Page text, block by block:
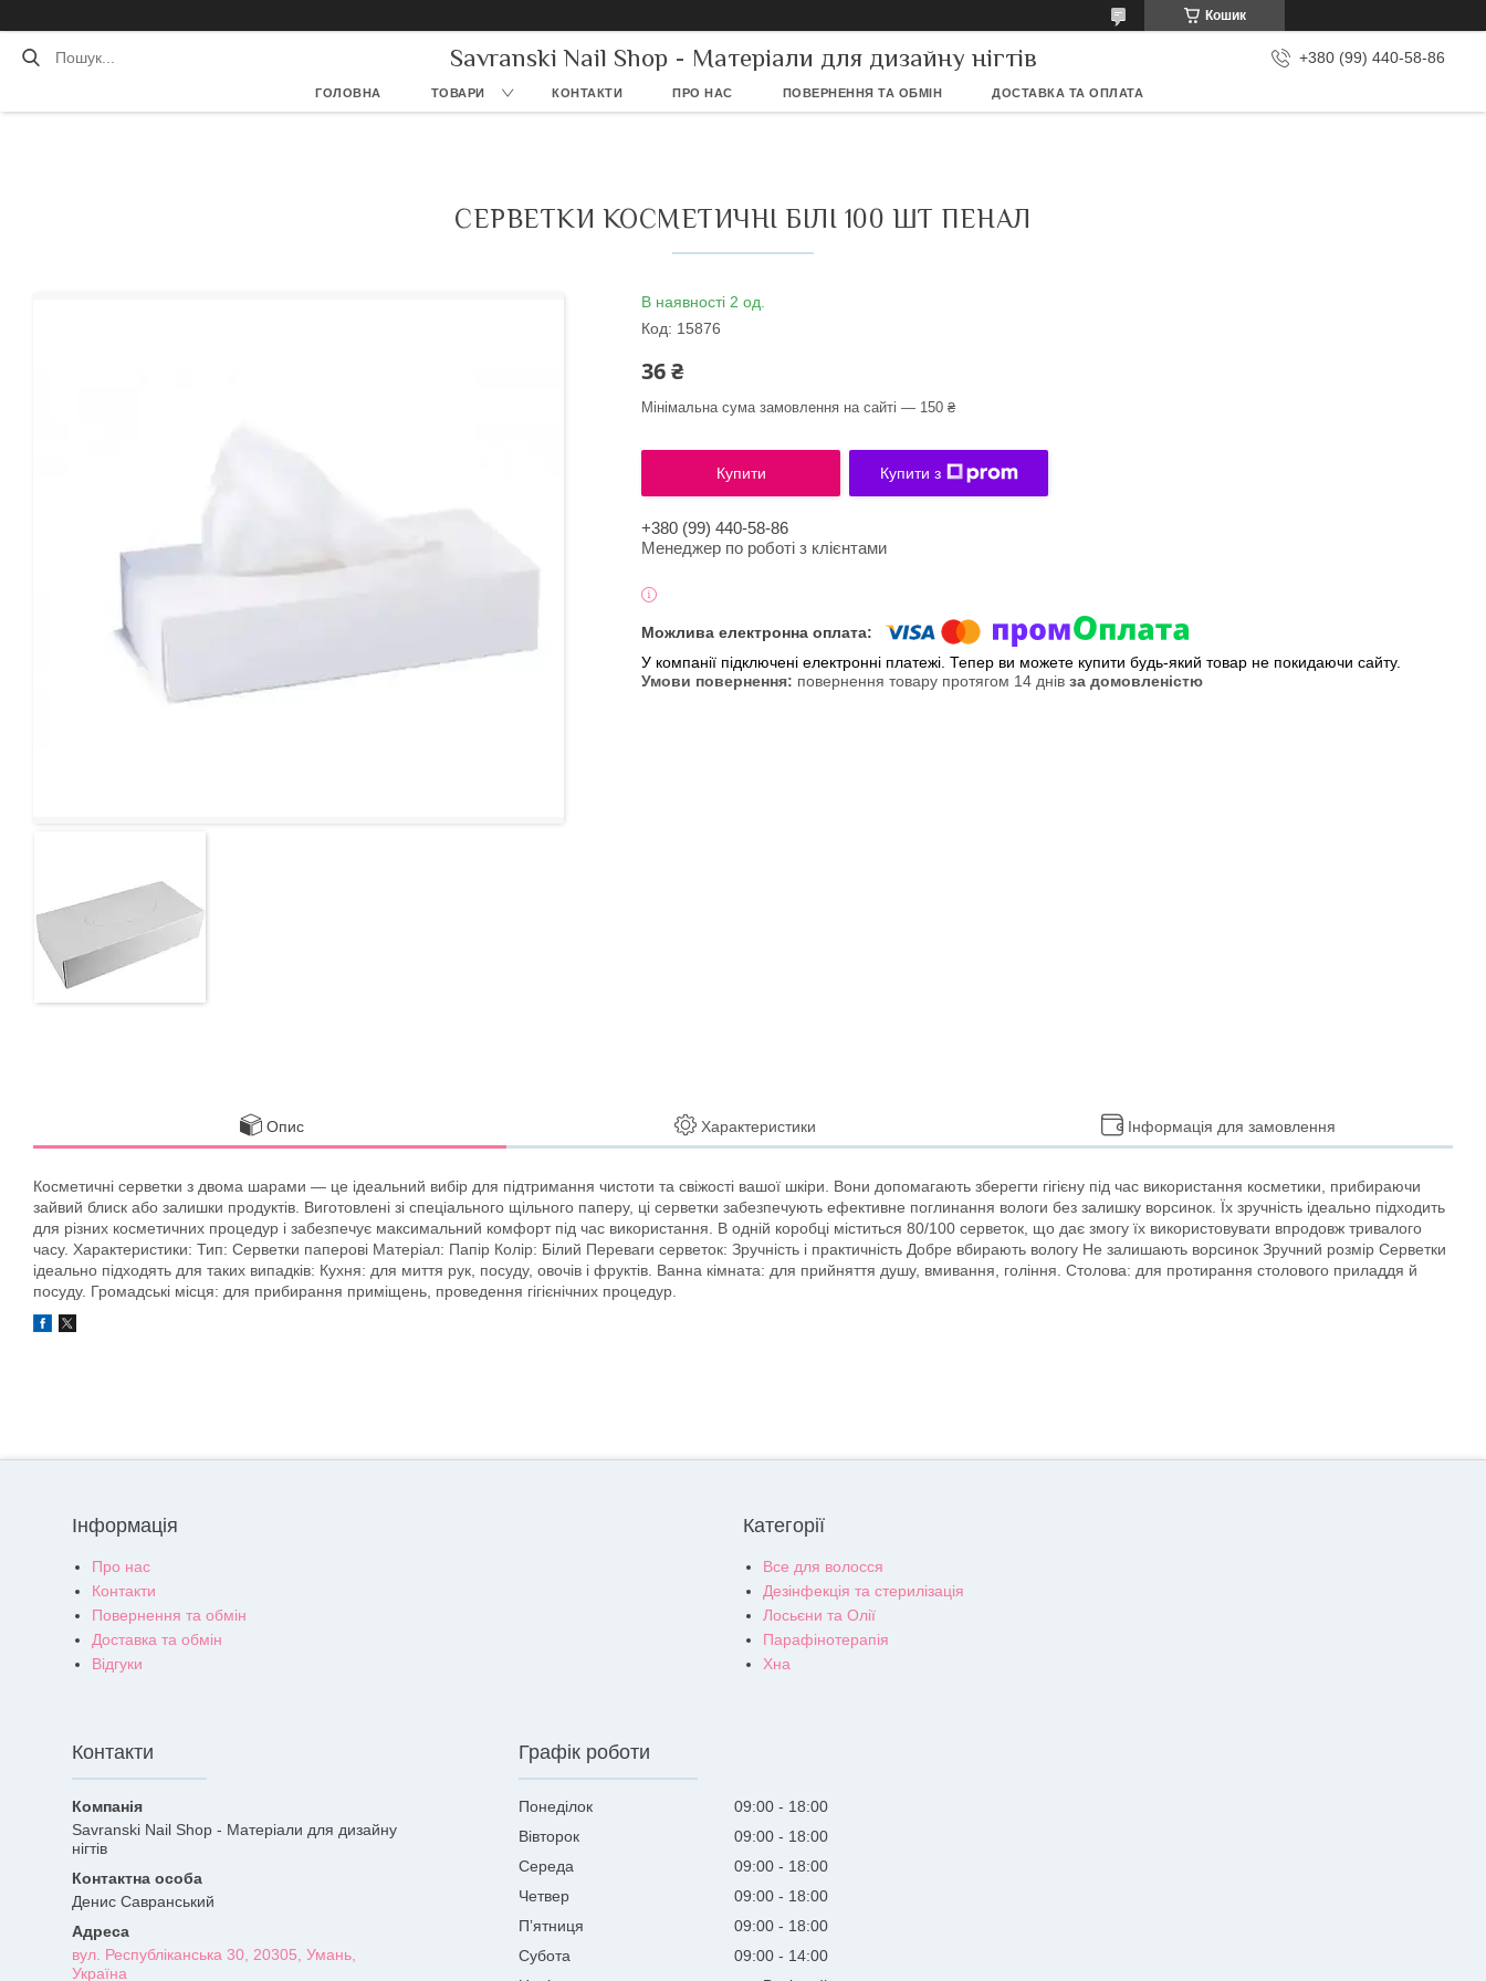
Кошик
Savranski Nail Shop - Матеріали для дизайну нігтів +380 (99) 440-58-86
ГОЛОВНА ТОВАРИ КОНТАКТИ ПРО НАС ПОВЕРНЕННЯ ТА ОБМІН ДОСТАВКА ТА ОПЛАТА
СЕРВЕТКИ КОСМЕТИЧНІ БІЛІ 100 ШТ ПЕНАЛ
В наявності 2 од.
Код: 15876
36 ₴
Мінімальна сума замовлення на сайті — 150 ₴
Купити Купити з
+380 (99) 440-58-86
Менеджер по роботі з клієнтами
У компанії підключені електронні платежі. Тепер ви можете купити будь-який товар не покидаючи сайту.
повернення товару протягом 14 днів за домовленістю
Опис Характеристики Інформація для замовлення
Косметичні серветки з двома шарами — це ідеальний вибір для підтримання чистоти та свіжості вашої шкіри. Вони допомагають зберегти гігієну під час використання косметики, прибираючи
зайвий блиск або залишки продуктів. Виготовлені зі спеціального щільного паперу, ці серветки забезпечують ефективне поглинання вологи без залишку ворсинок. Їх зручність ідеально підходить
для різних косметичних процедур і забезпечує максимальний комфорт під час використання. В одній коробці міститься 80/100 серветок, що дає змогу їх використовувати впродовж тривалого
часу. Характеристики: Тип: Серветки паперові Матеріал: Папір Колір: Білий Переваги серветок: Зручність і практичність Добре вбирають вологу Не залишають ворсинок Зручний розмір Серветки
ідеально підходять для таких випадків: Кухня: для миття рук, посуду, овочів і фруктів. Ванна кімната: для прийняття душу, вмивання, гоління. Столова: для протирання столового приладдя й
посуду. Громадські місця: для прибирання приміщень, проведення гігієнічних процедур.
Інформація
Про нас
Контакти
Повернення та обмін
Доставка та обмін
Відгуки
Категорії
Все для волосся
Дезінфекція та стерилізація
Лосьєни та Олії
Парафінотерапія
Хна
Контакти
Savranski Nail Shop - Матеріали для дизайну
нігтів
Денис Савранський
вул. Республіканська 30, 20305, Умань,
Україна
Графік роботи
Понеділок 09:00
18:00
Вівторок
09:00
18:00
Середа
09:00
18:00
Четвер
09:00
18:00
Пʼятниця
09:00
18:00
Субота
09:00
14:00